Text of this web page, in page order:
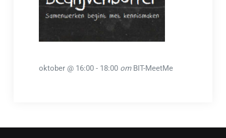
oktober @ 16:00- 18:00om BIT-MeetMe